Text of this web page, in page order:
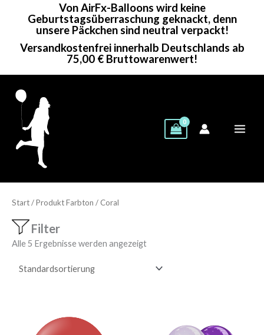
Von AirFx-Balloons wird keine
Geburtstagsüberraschung geknackt, denn
unsere Päckchen sind neutral verpackt!
Versandkostenfrei innerhalb Deutschlands ab
75,00 € Bruttowarenwert!
Start/ Produkt Farbton / Coral
Filter
Alle 5 Ergebnisse werden angezeigt